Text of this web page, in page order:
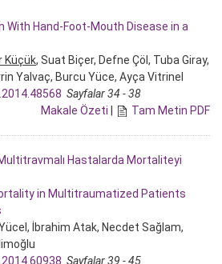
With Hand-Foot-Mouth Disease in a
Küçük, Suat Biçer, Defne Çöl, Tuba Giray,
Yalvaç, Burcu Yüce, Ayça Vitrinel
Sayfalar 34 - 38
Makale Özeti | Tam Metin PDF
Multitravmalı Hastalarda Mortaliteyi
in Multitraumatized Patients
İbrahim Atak, Necdet Sağlam,
Sayfalar 39 - 45